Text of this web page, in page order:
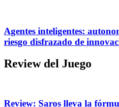
Agentes inteligentes:
riesgo disfrazado de
Review del Juego
Review: Saros lleva la